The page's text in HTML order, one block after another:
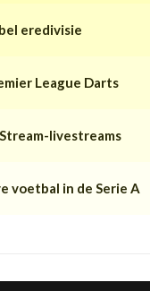
eredivisie
League Darts
livestreams
voetbal in de Serie A